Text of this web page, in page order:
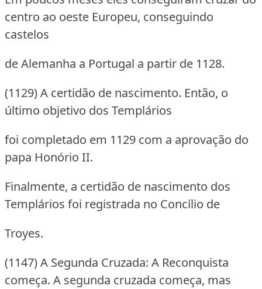
centro ao oeste Europeu, conseguindo
castelos
de Alemanha a Portugal a partir de 1128.
(1129) A certidão de nascimento. Então, o
último objetivo dos Templários
foi completado em 1129 com a aprovação do
papa Honório II.
Finalmente, a certidão de nascimento dos
Templários foi registrada no Concílio de
Troyes.
(1147) A Segunda Cruzada: A Reconquista
começa. A segunda cruzada começa, mas